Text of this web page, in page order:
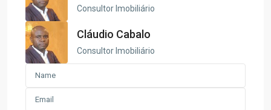
Consultor Imobiliário
Cláudio Cabalo
Consultor Imobiliário